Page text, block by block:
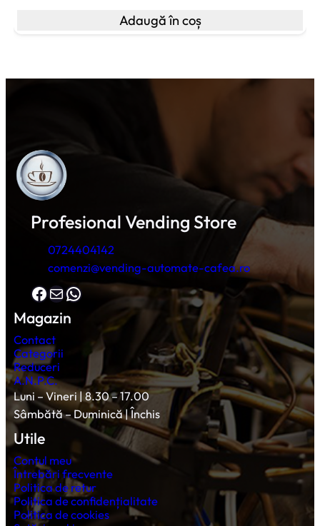
Adaugă în coș
Profesional Vending Store
0724404142
comenzi@vending-automate-cafea.ro
Facebook Mail WhatsApp
Magazin
Contact
Categorii
Reduceri
A.N.P.C.
Luni – Vineri | 8.30 – 17.00
Sâmbătă – Duminică | Închis
Utile
Contul meu
Întrebări frecvente
Politica de retur
Politica de confidențialitate
Politica de cookies